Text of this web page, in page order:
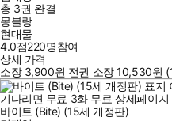
총 3권 완결
몽블랑
현대물
4.0점220명참여
상세 가격
소장 3,900원 전권 소장10,530원
기다리면 무료 3화 무료 상세페이지
바이트 (Bite) (15세 개정판)